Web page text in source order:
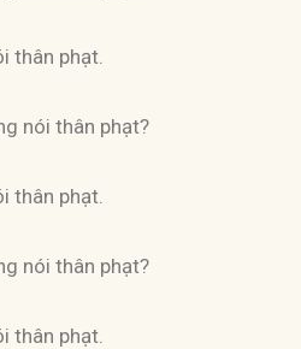
thân phạt.
nói thân phạt?
thân phạt.
nói thân phạt?
thân phạt.